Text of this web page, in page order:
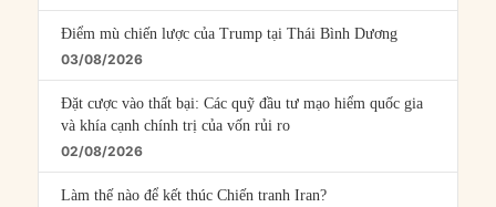
Điểm mù chiến lược của Trump tại Thái Bình Dương
03/08/2026
Đặt cược vào thất bại: Các quỹ đầu tư mạo hiểm quốc gia
và khía cạnh chính trị của vốn rủi ro
02/08/2026
Làm thế nào để kết thúc Chiến tranh Iran?